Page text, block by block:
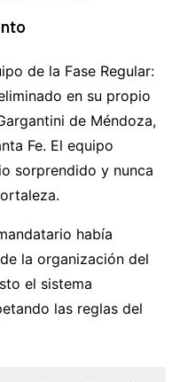
May 10, 2026
de la Fase Regular:
en su propio
de Méndoza,
Fe. El equipo
sorprendido y nunca
había
la organización del
el sistema
las reglas del